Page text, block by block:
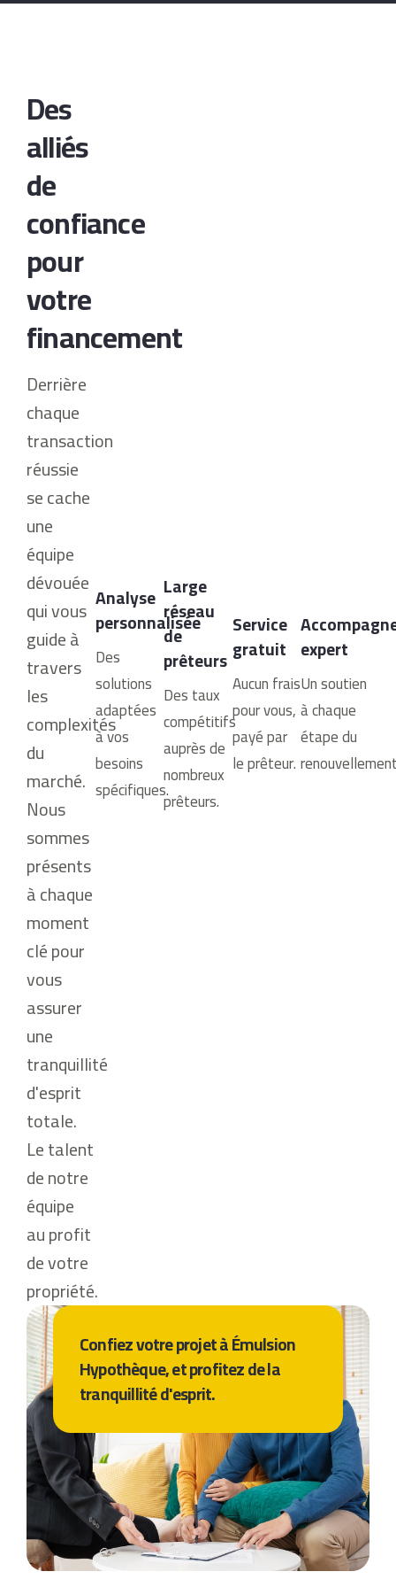
Des
alliés
de
confiance
pour
votre
financement
Derrière
chaque
transaction
réussie
se cache
une
équipe
dévouée
qui vous
guide à
travers
les
complexités
du
marché.
Nous
sommes
présents
à chaque
moment
clé pour
vous
assurer
une
tranquillité
d'esprit
totale.
Le talent
de notre
équipe
au profit
de votre
propriété.
Analyse
personnalisée
Des
solutions
adaptées
à vos
besoins
spécifiques.
Large
réseau
de
prêteurs
Des taux
compétitifs
auprès de
nombreux
prêteurs.
Service
gratuit
Aucun frais
pour vous,
payé par
le prêteur.
expert
Un soutien
à chaque
étape du
Confiez votre projet à Émulsion
Hypothèque, et profitez de la
tranquillité d'esprit.